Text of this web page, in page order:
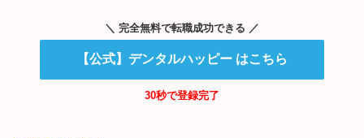
＼ 完全無料で転職成功できる ／
【公式】デンタルハッピー はこちら
30秒で登録完了